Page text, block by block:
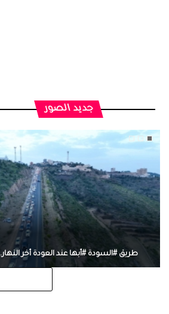
جديد الصور
طريق #السودة #أبها عند العودة أخر النهار.